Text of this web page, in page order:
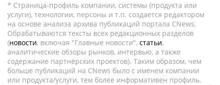
* Страница-профиль компании, системы (продукта или
услуги), технологии, персоны и т.п. создается редактором
на основе анализа архива публикаций портала CNews.
Обрабатываются тексты всех редакционных разделов
(новости, включая "Главные новости", статьи,
аналитические обзоры рынков, интервью, а также
содержание партнёрских проектов). Таким образом, чем
больше публикаций на CNews было с именем компании
или продукта/услуги, тем более информативен профиль.